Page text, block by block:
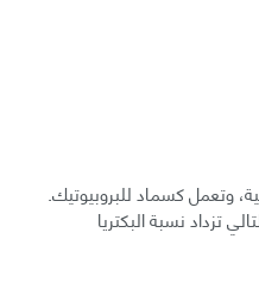
وتعمل كسماد للبروبيوتيك.
تزداد نسبة البكتريا